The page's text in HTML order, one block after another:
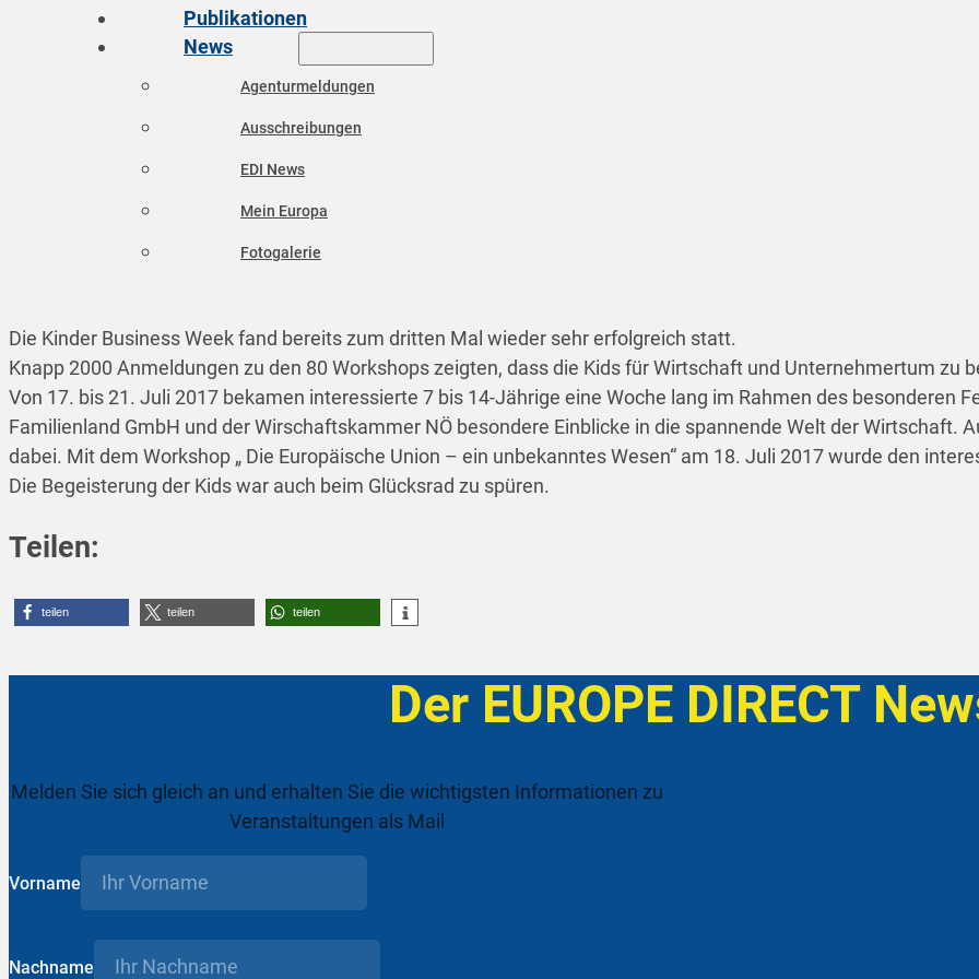
Publikationen
News
Agenturmeldungen
Ausschreibungen
EDI News
Mein Europa
Fotogalerie
Die Kinder Business Week fand bereits zum dritten Mal wieder sehr erfolgreich statt.
Knapp 2000 Anmeldungen zu den 80 Workshops zeigten, dass die Kids für Wirtschaft und Unternehmertum zu
Von 17. bis 21. Juli 2017 bekamen interessierte 7 bis 14-Jährige eine Woche lang im Rahmen des besonderen
Familienland GmbH und der Wirschaftskammer NÖ besondere Einblicke in die spannende Welt der Wirtschaft.
dabei. Mit dem Workshop „ Die Europäische Union – ein unbekanntes Wesen“ am 18. Juli 2017 wurde den
Die Begeisterung der Kids war auch beim Glücksrad zu spüren.
Teilen:
teilen teilen teilen
Der EUROPE DIRECT
Melden Sie sich gleich an und erhalten Sie die wichtigsten Informationen zu
Veranstaltungen als Mail
Vorname
Nachname